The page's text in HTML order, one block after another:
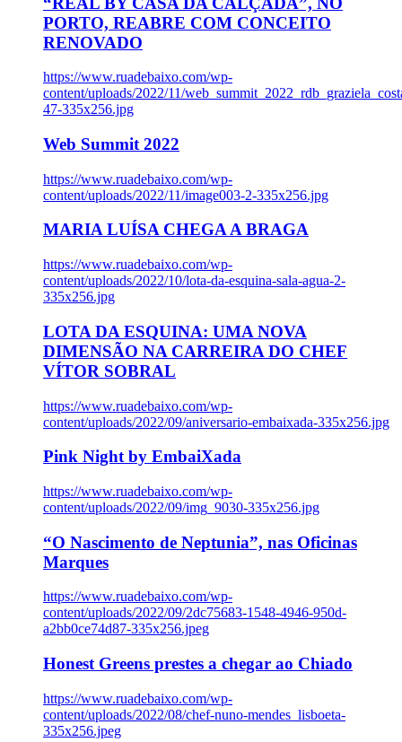
PORTO, REABRE COM CONCEITO
RENOVADO
https://www.ruadebaixo.com/wp-
content/uploads/2022/11/
47-335x256.jpg
Web Summit 2022
https://www.ruadebaixo.com/wp-
content/uploads/2022/11/image003-2-335x256.jpg
MARIA LUÍSA CHEGA A BRAGA
https://www.ruadebaixo.com/wp-
content/uploads/2022/10/lota-da-esquina-sala-agua-2-
335x256.jpg
LOTA DA ESQUINA: UMA NOVA
DIMENSÃO NA CARREIRA DO CHEF
VÍTOR SOBRAL
https://www.ruadebaixo.com/wp-
content/uploads/2022/09/aniversario-embaixada-335x256.jpg
Pink Night by EmbaiXada
https://www.ruadebaixo.com/wp-
content/uploads/2022/09/img_9030-335x256.jpg
“O Nascimento de Neptunia”, nas Oficinas
Marques
https://www.ruadebaixo.com/wp-
content/uploads/2022/09/2dc75683-1548-4946-950d-
a2bb0ce74d87-335x256.jpeg
Honest Greens prestes a chegar ao Chiado
https://www.ruadebaixo.com/wp-
content/uploads/2022/08/chef-nuno-mendes_lisboeta-
335x256.jpeg